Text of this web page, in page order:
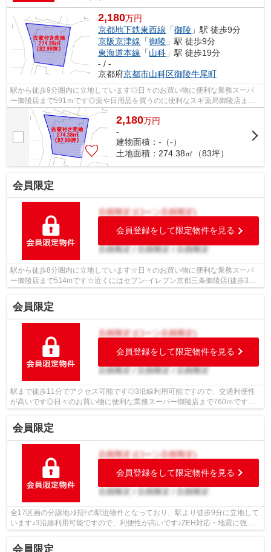
2,180万円
京都地下鉄東西線 「御陵 」駅 徒歩9分
京阪京津線 「御陵 」駅 徒歩9分
東海道本線 「山科 」駅 徒歩19分
- / -
京都府京都市山科区御陵牛尾町
駅から徒歩9分圏内に立地しています◎日々のお買い物に便利な業務スーパ
ー御陵店まで591ｍです◎薬や日用品を買うのに便利なスギ薬局御陵店まで
664mです◎小学校が十分通学できる範囲にあ...
2,180万円
-
建物面積：-（-）
土地面積：274.38㎡（83坪）
会員限定
会員登録をして限定物件を見る
駅から徒歩8分圏内に立地しています☆日々のお買い物に便利な業務スーパ
ー御陵店まで514mです☆近くにはセブン-イレブン京都三条御陵店(徒歩3分)
がありちょっとした買い物に便利です☆徒...
会員限定
会員登録をして限定物件を見る
駅まで徒歩11分でアクセス可能です◎3沿線利用可能ですので、交通利便性
が高いです◎日々のお買い物に便利な業務スーパー御陵店まで760ｍです◎
徒歩10分の場所に京都市立陵ケ岡小学校があ...
会員限定
会員登録をして限定物件を見る
全17区画の分譲地♪好評の駅近物件となっており、駅より徒歩9分に立地して
います♪3沿線利用可能ですので、利便性が高いです♪ZEH対応・地震に強い
モノコック構造の三井ホーム製のお家に...
会員限定